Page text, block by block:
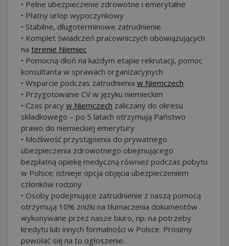
• Pełne ubezpieczenie zdrowotne i emerytalne
• Płatny urlop wypoczynkowy
• Stabilne, długoterminowe zatrudnienie
• Komplet świadczeń pracowniczych obowiązujących
na terenie Niemiec
• Pomocną dłoń na każdym etapie rekrutacji, pomoc
konsultanta w sprawach organizacyjnych
• Wsparcie podczas zatrudnienia w Niemczech
• Przygotowanie CV w języku niemieckim
• Czas pracy w Niemczech zaliczany do okresu
składkowego – po 5 latach otrzymują Państwo
prawo do niemieckiej emerytury
• Możliwość przystąpienia do prywatnego
ubezpieczenia zdrowotnego obejmującego
bezpłatną opiekę medyczną również podczas pobytu
w Polsce; istnieje opcja objęcia ubezpieczeniem
członków rodziny
• Osoby podejmujące zatrudnienie z naszą pomocą
otrzymują 10% zniżki na tłumaczenia dokumentów
wykonywane przez nasze biuro, np. na potrzeby
kredytu lub innych formalności w Polsce. Prosimy
powołać się na to ogłoszenie.